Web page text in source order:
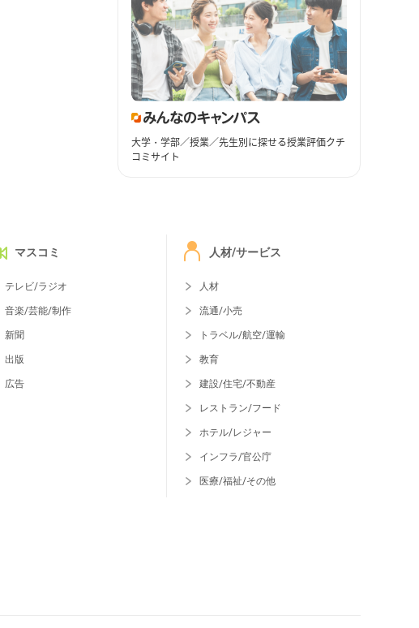
大学・学部／授業／先生別に探せる授業評価クチ
コミサイト
マスコミ
テレビ/ラジオ
音楽/芸能/制作
新聞
出版
広告
人材/サービス
人材
流通/小売
トラベル/航空/運輸
教育
建設/住宅/不動産
レストラン/フード
ホテル/レジャー
インフラ/官公庁
医療/福祉/その他